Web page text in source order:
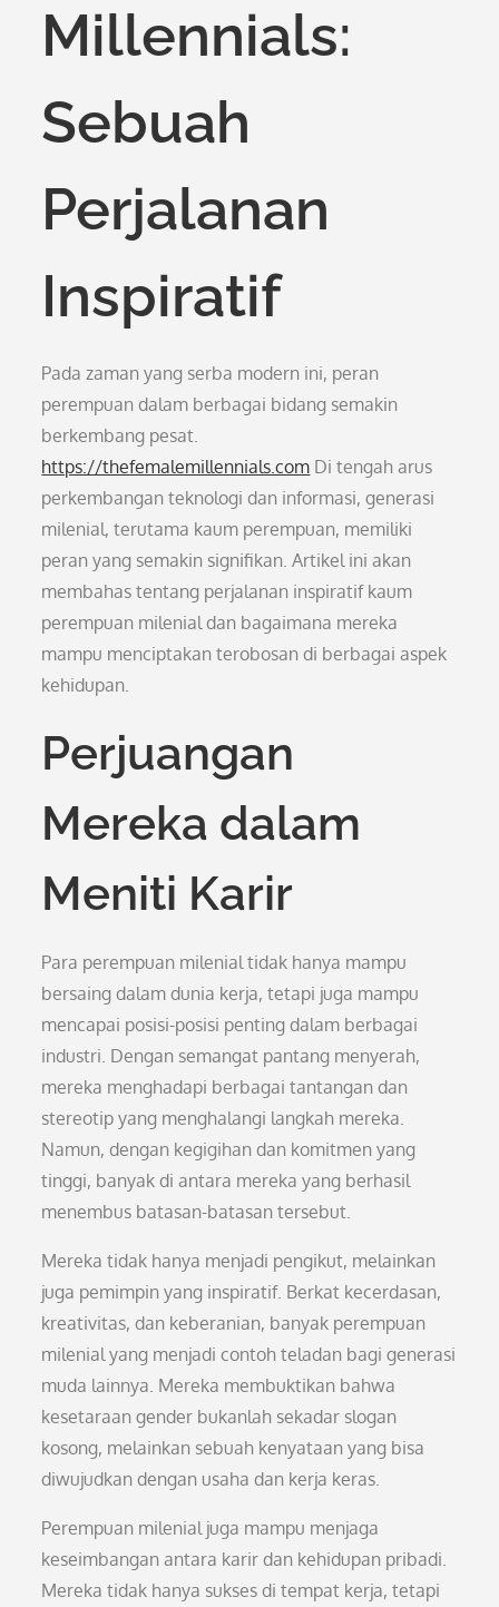
Millennials:
Sebuah
Perjalanan
Inspiratif
Pada zaman yang serba modern ini, peran
perempuan dalam berbagai bidang semakin
berkembang pesat.
https://thefemalemillennials.com Di tengah arus
perkembangan teknologi dan informasi, generasi
milenial, terutama kaum perempuan, memiliki
peran yang semakin signifikan. Artikel ini akan
membahas tentang perjalanan inspiratif kaum
perempuan milenial dan bagaimana mereka
mampu menciptakan terobosan di berbagai aspek
kehidupan.
Perjuangan
Mereka dalam
Meniti Karir
Para perempuan milenial tidak hanya mampu
bersaing dalam dunia kerja, tetapi juga mampu
mencapai posisi-posisi penting dalam berbagai
industri. Dengan semangat pantang menyerah,
mereka menghadapi berbagai tantangan dan
stereotip yang menghalangi langkah mereka.
Namun, dengan kegigihan dan komitmen yang
tinggi, banyak di antara mereka yang berhasil
menembus batasan-batasan tersebut.
Mereka tidak hanya menjadi pengikut, melainkan
juga pemimpin yang inspiratif. Berkat kecerdasan,
kreativitas, dan keberanian, banyak perempuan
milenial yang menjadi contoh teladan bagi generasi
muda lainnya. Mereka membuktikan bahwa
kesetaraan gender bukanlah sekadar slogan
kosong, melainkan sebuah kenyataan yang bisa
diwujudkan dengan usaha dan kerja keras.
Perempuan milenial juga mampu menjaga
keseimbangan antara karir dan kehidupan pribadi.
Mereka tidak hanya sukses di tempat kerja, tetapi